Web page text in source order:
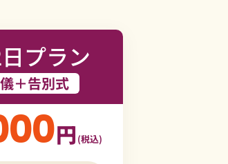
プラン
＋告別式
円 (税込)